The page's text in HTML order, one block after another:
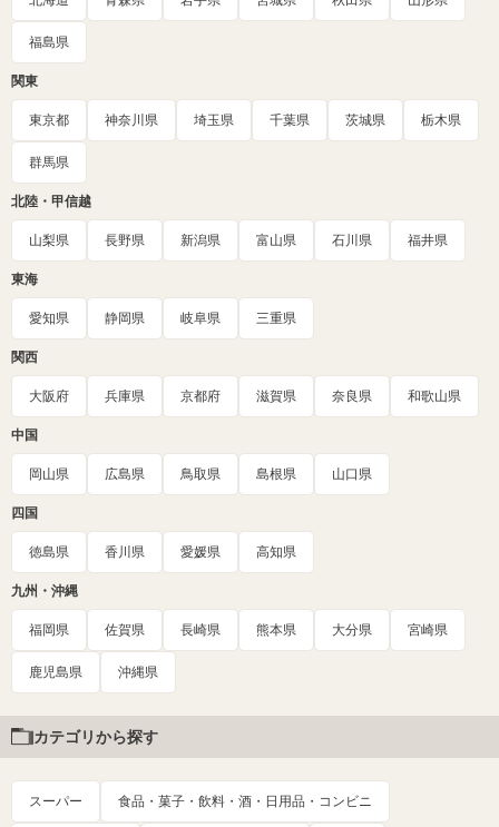
福島県
関東
東京都 神奈川県 埼玉県 千葉県 茨城県 栃木県
群馬県
北陸・甲信越
山梨県 長野県 新潟県 富山県 石川県 福井県
東海
愛知県 静岡県 岐阜県 三重県
関西
大阪府 兵庫県 京都府 滋賀県 奈良県 和歌山県
中国
岡山県 広島県 鳥取県 島根県 山口県
四国
徳島県 香川県 愛媛県 高知県
九州・沖縄
福岡県 佐賀県 長崎県 熊本県 大分県 宮崎県
鹿児島県 沖縄県
カテゴリから探す
スーパー 食品・菓子・飲料・酒・日用品・コンビニ